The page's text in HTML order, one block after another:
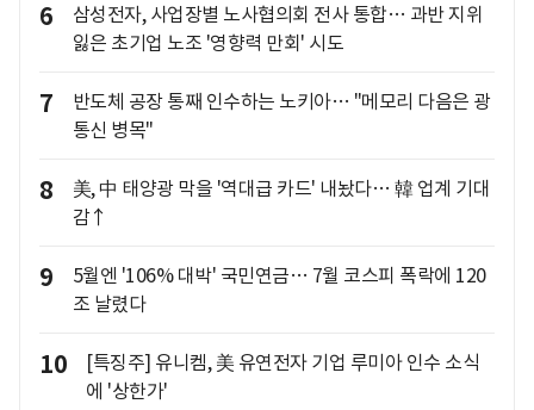
6
삼성전자, 사업장별 노사협의회 전사 통합… 과반 지위
잃은 초기업 노조 '영향력 만회' 시도
7
반도체 공장 통째 인수하는 노키아… "메모리 다음은 광
통신 병목"
8
美, 中 태양광 막을 '역대급 카드' 내놨다… 韓 업계 기대
감↑
9
5월엔 '106% 대박' 국민연금… 7월 코스피 폭락에 120
조 날렸다
10
[특징주] 유니켐, 美 유연전자 기업 루미아 인수 소식
에 '상한가'